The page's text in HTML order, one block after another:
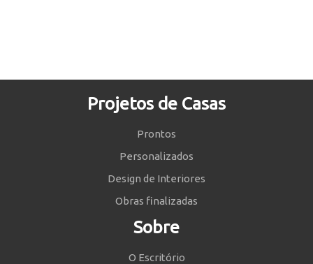
Projetos de Casas
Prontos
Personalizados
Design de Interiores
Obras finalizadas
Sobre
O Escritório